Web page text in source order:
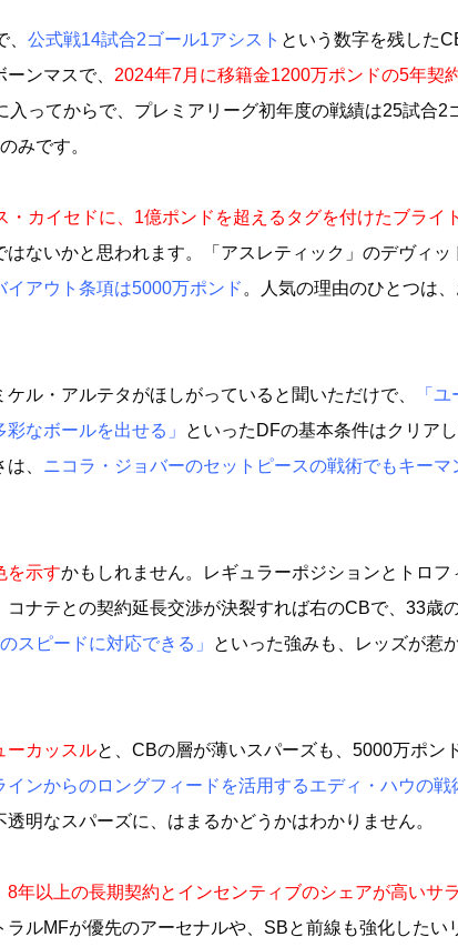
公式戦14試合2ゴール1アシスト という数字を残した
ンマスで、 2024年7月に移籍金1200万ポンドの5年契
ってからで、プレミアリーグ初年度の戦績は25試合2
みです。
・カイセドに、1億ポンドを超えるタグを付けたブライ
ないかと思われます。「アスレティック」のデヴィッ
アウト条項は5000万ポンド 。人気の理由のひとつは
ル・アルテタがほしがっていると聞いただけで、
「
なボールを出せる」
といったDFの基本条件はクリア
、 ニコラ・ジョバーのセットピースの戦術でもキーマ
を示すかもしれません。レギュラーポジションとトロフ
ナテとの契約延長交渉が決裂すれば右のCBで、33歳
スピードに対応できる」
といった強みも、レッズが惹
ーカッスルと、CBの層が薄いスパーズも、5000万ポン
インからのロングフィードを活用するエディ・ハウの戦
明なスパーズに、はまるかどうかはわかりません。
8年以上の長期契約とインセンティブのシェアが高いサ
ルMFが優先のアーセナルや、SBと前線も強化したい